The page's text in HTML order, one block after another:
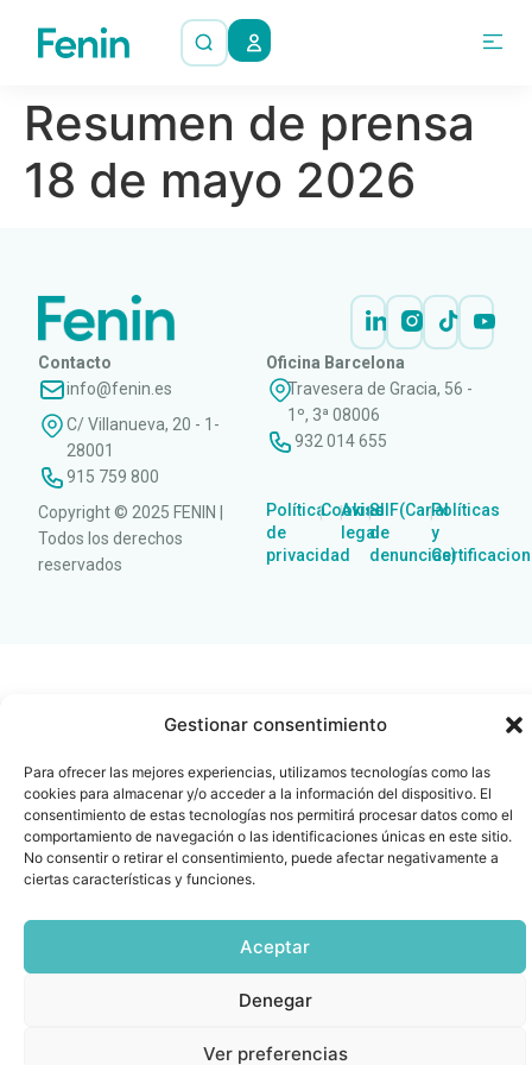
Gestionar consentimiento
Para ofrecer las mejores experiencias, utilizamos tecnologías como las
cookies para almacenar y/o acceder a la información del dispositivo. El
consentimiento de estas tecnologías nos permitirá procesar datos como el
comportamiento de navegación o las identificaciones únicas en este sitio.
No consentir o retirar el consentimiento, puede afectar negativamente a
ciertas características y funciones.
Aceptar
Denegar
Ver preferencias
Resumen de prensa
18 de mayo 2026
Contacto
info@fenin.es
C/ Villanueva, 20 - 1-
28001
915 759 800
Oficina Barcelona
Travesera de Gracia, 56 -
1º, 3ª 08006
932 014 655
Copyright © 2025 FENIN |
Todos los derechos
reservados
Política
de
privacidad
|Cookies
|Aviso
legal
|SIIF(Canal
de
denuncias)
|Políticas
y